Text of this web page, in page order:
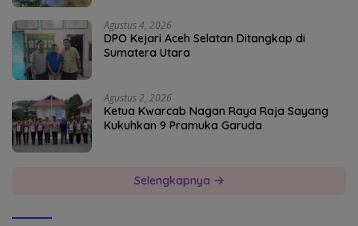
Agustus 4, 2026
DPO Kejari Aceh Selatan Ditangkap di
Sumatera Utara
Agustus 2, 2026
Ketua Kwarcab Nagan Raya Raja Sayang
Kukuhkan 9 Pramuka Garuda
Selengkapnya